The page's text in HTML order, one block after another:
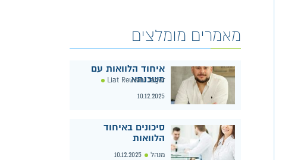
מאמרים מומלצים
איחוד הלוואות עם
משכנתא
Liat Reuveni tager
10.12.2025
סיכונים באיחוד
הלוואות
מנהל 10.12.2025